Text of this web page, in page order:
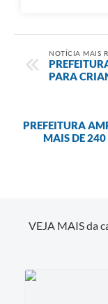
NOTÍCIA MAIS
PARA
PREFEITURA
MAIS DE
VEJA MAIS da